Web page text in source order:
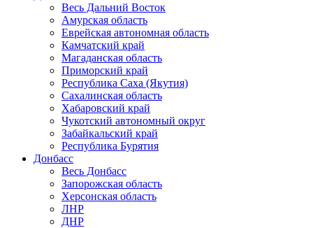
Весь Дальний Восток
Амурская область
Еврейская автономная область
Камчатский край
Магаданская область
Приморский край
Республика Саха (Якутия)
Сахалинская область
Хабаровский край
Чукотский автономный округ
Забайкальский край
Республика Бурятия
Донбасс
Весь Донбасс
Запорожская область
Херсонская область
ЛНР
ДНР